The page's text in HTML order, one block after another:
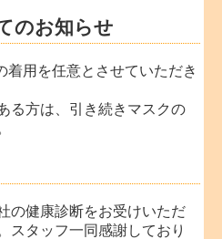
のお知らせ
着用を任意とさせていただき
る方は、引き続きマスクの
の健康診断をお受けいただ
スタッフ一同感謝しており